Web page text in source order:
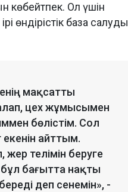
көбейтпек. Ол үшін
өндірістік база салуды
мақсатты
цех жұмысымен
бөлістім. Сол
екенін айттым.
жер телімін беруге
бұл бағытта нақты
деп сенемін», -